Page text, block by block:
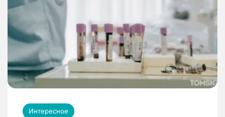
Интересное